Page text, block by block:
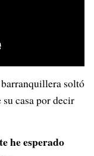
soltó
casa por decir
he esperado